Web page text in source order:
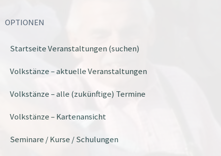
OPTIONEN
Startseite Veranstaltungen (suchen)
Volkstänze – aktuelle Veranstaltungen
Volkstänze – alle (zukünftige) Termine
Volkstänze – Kartenansicht
Seminare / Kurse / Schulungen